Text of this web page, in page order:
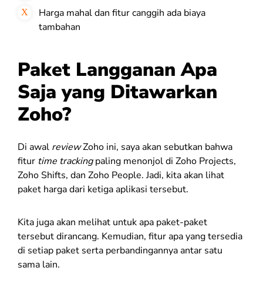
Harga mahal dan fitur canggih ada biaya
tambahan
Paket Langganan Apa
Saja yang Ditawarkan
Zoho?
Di awal reviewZoho ini, saya akan sebutkan bahwa
fitur time trackingpaling menonjol di Zoho Projects,
Zoho Shifts, dan Zoho People. Jadi, kita akan lihat
paket harga dari ketiga aplikasi tersebut.
Kita juga akan melihat untuk apa paket-paket
tersebut dirancang. Kemudian, fitur apa yang tersedia
di setiap paket serta perbandingannya antar satu
sama lain.